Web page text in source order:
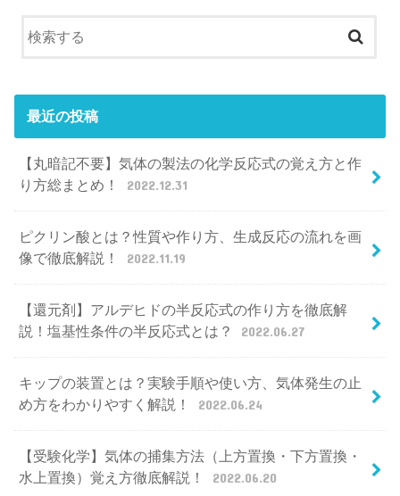
最近の投稿
【丸暗記不要】気体の製法の化学反応式の覚え方と作
り方総まとめ！
2022.12.31
ピクリン酸とは？性質や作り方、生成反応の流れを画
像で徹底解説！
2022.11.19
【還元剤】アルデヒドの半反応式の作り方を徹底解
説！塩基性条件の半反応式とは？
2022.06.27
キップの装置とは？実験手順や使い方、気体発生の止
め方をわかりやすく解説！
2022.06.24
【受験化学】気体の捕集方法（上方置換・下方置換・
水上置換）覚え方徹底解説！
2022.06.20